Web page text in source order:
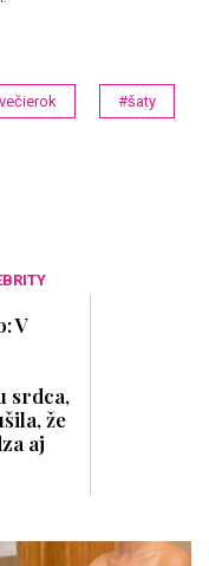
#šaty
V
srdca,
že
aj